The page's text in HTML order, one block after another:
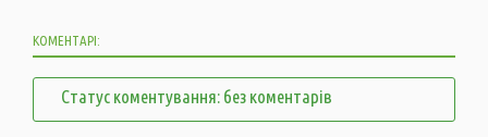
КОМЕНТАРІ:
Статус коментування: без коментарів